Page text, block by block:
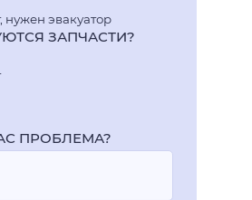
нужен эвакуатор
ЗАПЧАСТИ?
ПРОБЛЕМА?